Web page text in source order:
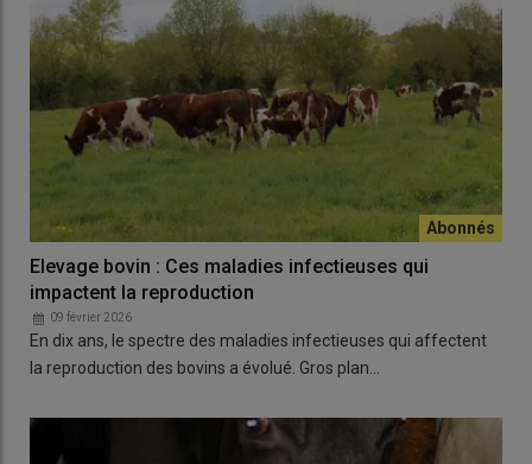
Elevage bovin : Ces maladies infectieuses qui
impactent la reproduction
09 février 2026
En dix ans, le spectre des maladies infectieuses qui affectent
la reproduction des bovins a évolué. Gros plan…